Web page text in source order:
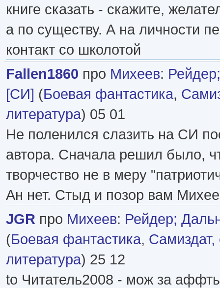
книге сказать - скажите,
а по существу. А на личности
контакт со школотой
Fallen1860 про Михеев:
[СИ] (Боевая фантастика,
литература) 05 01
Не поленился слазить на СИ
автора. Сначала решил было,
творчество не в меру
Ан нет. Стыд и позор вам
JGR про Михеев: Рейдер;
(Боевая фантастика, Самиздат,
литература) 25 12
to Читатель2008 - мож за